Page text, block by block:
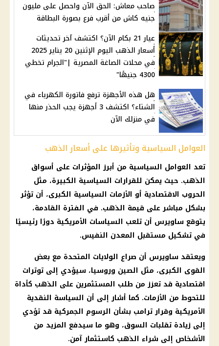
صاحب معاش: الحق الآن واحصل على مليون
جنيه كاش من أقرب فرع بصورة البطاقة
عيار 21 بكام الآن؟ اكتشف آخر تحديثات
أسعار الذهب اليوم الإثنين 20 يناير 2025
في محلات الصاغة المصرية |"الجرام تخطي
4300 جنيهًا"
هل هذه الأجهزة ترفع فاتورة الكهرباء في
الشتاء؟ اكتشف 3 أجهزة يجب الحذر منها
في منزلك الآن
العوامل السياسية وتأثيرها على أسعار الذهب
تعد العوامل السياسية من أبرز المؤثرات على أسواق
الذهب. حيث يمكن للقرارات السياسية الكبيرة، مثل
الحروب الاقتصادية أو الأزمات السياسية الكبرى، أن تؤثر
بشكل مباشر على قيمة الذهب. في الفترة القادمة،
يتوقع ساويرس أن تلعب السياسات الأمريكية دورًا رئيسيًا
في تشكيل مستقبل المعدن النفيس.
ويعتقد ساويرس أن صراع الولايات المتحدة مع بعض
القوى الكبرى، مثل الصين وروسيا، سيؤدي إلى توترات
اقتصادية قد تعزز من طلب المستثمرين على الذهب كأداة
للتحوط من الأزمات. كما أشار إلى أن السياسة النقدية
الأمريكية وقرار ترامب بشأن الرسوم الجمركية قد تؤدي
إلى زيادة تقلبات السوق، وهو ما سيدفع المزيد من
الأشخاص إلى شراء الذهب كاستثمار آمن.